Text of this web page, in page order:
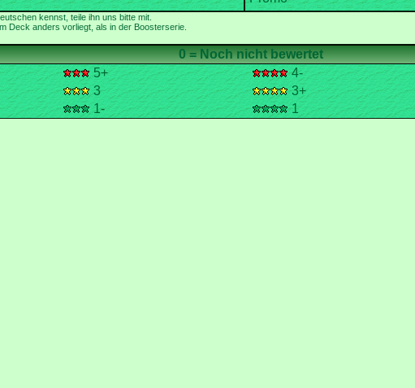
Deck anders vorliegt, als in der Boosterserie.
5+ 4-
3 3+
1- 1